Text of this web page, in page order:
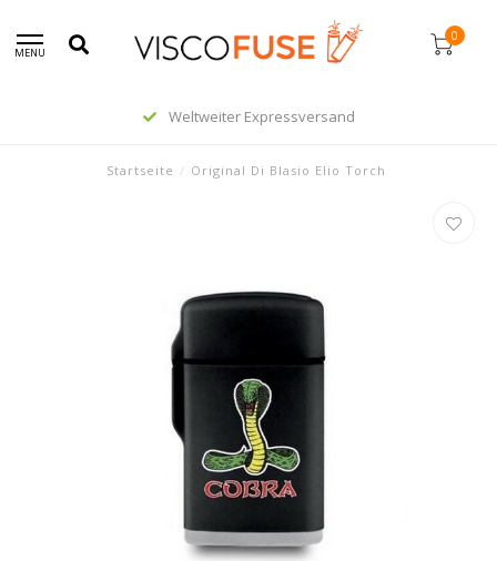
MENU
0
Weltweiter Expressversand
Startseite / Original Di Blasio Elio Torch